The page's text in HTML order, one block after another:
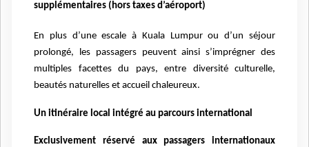
supplémentaires (hors taxes d’aéroport)
En plus d’une escale à Kuala Lumpur ou d’un séjour
prolongé, les passagers peuvent ainsi s’imprégner des
multiples facettes du pays, entre diversité culturelle,
beautés naturelles et accueil chaleureux.
Un itinéraire local intégré au parcours international
Exclusivement réservé aux passagers internationaux